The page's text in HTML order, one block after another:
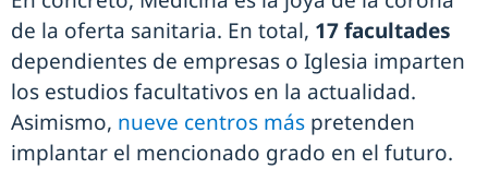
de la oferta sanitaria. En total, 17 facultades
dependientes de empresas o Iglesia imparten
los estudios facultativos en la actualidad.
Asimismo, nueve centros más pretenden
implantar el mencionado grado en el futuro.